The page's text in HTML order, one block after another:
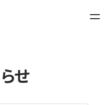
せ